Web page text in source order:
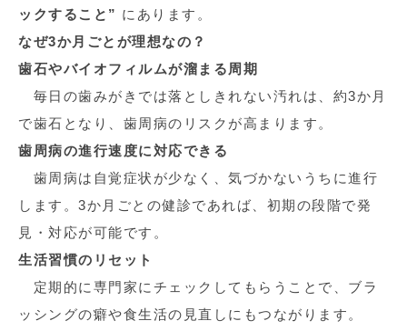
ックすること ” にあります。
なぜ3か月ごとが理想なの？
歯石やバイオフィルムが溜まる周期
毎日の歯みがきでは落としきれない汚れは、約3か月
で歯石となり、歯周病のリスクが高まります。
歯周病の進行速度に対応できる
歯周病は自覚症状が少なく、気づかないうちに進行
します。 3か月ごとの健診であれば、初期の段階で発
見・対応が可能です。
生活習慣のリセット
定期的に専門家にチェックしてもらうことで、ブラ
ッシングの癖や食生活の見直しにもつながります。